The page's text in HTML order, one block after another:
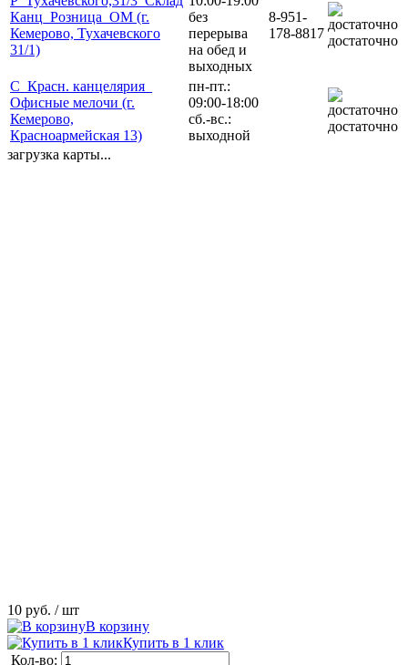
Канц_Розница_ОМ (г.
Кемерово, Тухачевского
31/1)
без
перерыва
на обед и
выходных
8-951-
178-8817 достаточно
С_Красн. канцелярия_
Офисные мелочи (г.
Кемерово,
Красноармейская 13)
пн-пт.:
09:00-18:00
сб.-вс.:
выходной
достаточно
загрузка карты...
10 руб. / шт
В корзину
Купить в 1 клик
Кол-во: